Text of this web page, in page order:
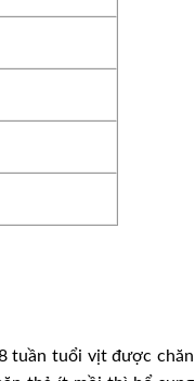
tuần tuổi vịt được chăn